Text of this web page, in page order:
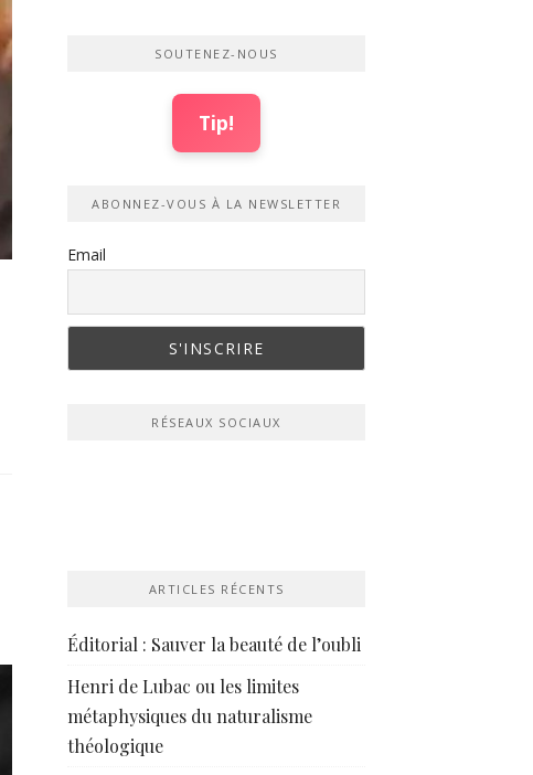
SOUTENEZ-NOUS
Tip!
ABONNEZ-VOUS À LA NEWSLETTER
Email
RÉSEAUX SOCIAUX
ARTICLES RÉCENTS
Éditorial : Sauver la beauté de l’oubli
Henri de Lubac ou les limites
métaphysiques du naturalisme
théologique